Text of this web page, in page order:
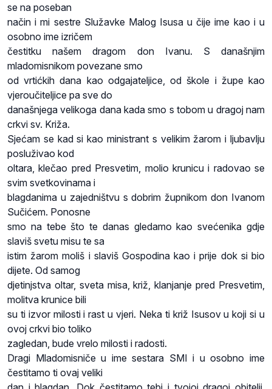
se na poseban
način i mi sestre Služavke Malog Isusa u čije ime kao i u
osobno ime izričem
čestitku našem dragom don Ivanu. S današnjim
mladomisnikom povezane smo
od vrtićkih dana kao odgajateljice, od škole i župe kao
vjeroučiteljice pa sve do
današnjega velikoga dana kada smo s tobom u dragoj nam
crkvi sv. Križa.
Sjećam se kad si kao ministrant s velikim žarom i ljubavlju
posluživao kod
oltara, klečao pred Presvetim, molio krunicu i radovao se
svim svetkovinama i
blagdanima u zajedništvu s dobrim župnikom don Ivanom
Sučićem. Ponosne
smo na tebe što te danas gledamo kao svećenika gdje
slaviš svetu misu te sa
istim žarom moliš i slaviš Gospodina kao i prije dok si bio
dijete. Od samog
djetinjstva oltar, sveta misa, križ, klanjanje pred Presvetim,
molitva krunice bili
su ti izvor milosti i rast u vjeri. Neka ti križ Isusov u koji si u
ovoj crkvi bio toliko
zagledan, bude vrelo milosti i radosti.
Dragi Mladomisniče u ime sestara SMI i u osobno ime
čestitamo ti ovaj veliki